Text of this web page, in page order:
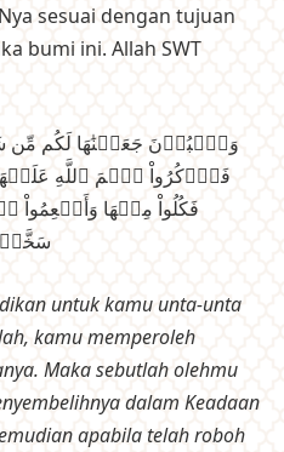
sesuai dengan tujuan
bumi ini. Allah SWT
وَٱلۡبُدۡنَ جَعَلۡنَٰهَا لَكُم مِّن
فَٱذۡكُرُواْ ٱسۡمَ ٱللَّهِ
فَكُلُواْ مِنۡهَا
untuk kamu unta-unta
kamu memperoleh
Maka sebutlah olehmu
dalam Keadaan
apabila telah roboh